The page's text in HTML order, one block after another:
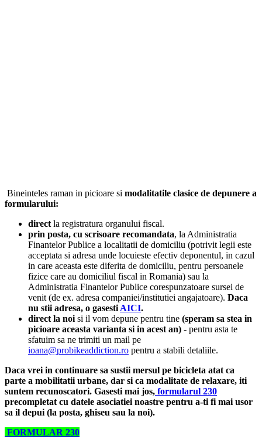
Bineinteles raman in picioare si modalitatile clasice de depunere a
formularului:
direct la registratura organului fiscal.
prin posta, cu scrisoare recomandata, la Administratia
Finantelor Publice a localitatii de domiciliu (potrivit legii este
acceptata si adresa unde locuieste efectiv deponentul, in cazul
in care aceasta este diferita de domiciliu, pentru persoanele
fizice care au domiciliul fiscal in Romania) sau la
Administratia Finantelor Publice corespunzatoare sursei de
venit (de ex. adresa companiei/institutiei angajatoare). Daca
nu stii adresa, o gasesti AICI.
direct la noi si il vom depune pentru tine (speram sa stea in
picioare aceasta varianta si in acest an) - pentru asta te
sfatuim sa ne trimiti un mail pe
ioana@probikeaddiction.ro pentru a stabili detaliile.
Daca vrei in continuare sa sustii mersul pe bicicleta atat ca
parte a mobilitatii urbane, dar si ca modalitate de relaxare, iti
suntem recunoscatori. Gasesti mai jos, formularul 230
precompletat cu datele asociatiei noastre pentru a-ti fi mai usor
sa il depui (la posta, ghiseu sau la noi).
FORMULAR 230